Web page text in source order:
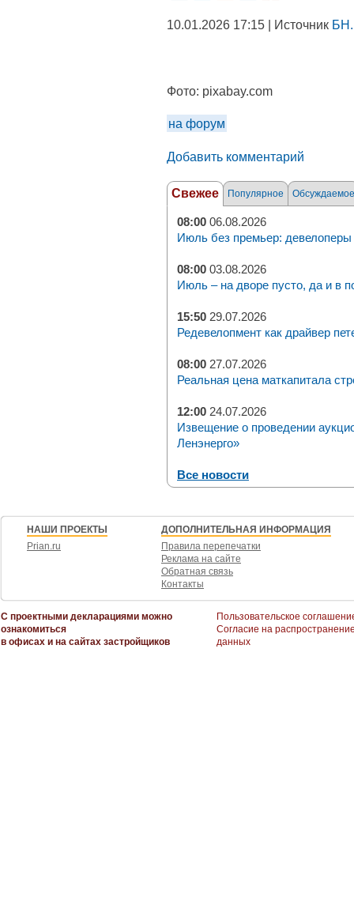
10.01.2026 17:15 | Источник
Фото: pixabay.com
на форум
Добавить комментарий
Свежее Популярное Обсуждаемое
08:00 06.08.2026
Июль без премьер: девелоперы
08:00 03.08.2026
Июль – на дворе пусто, да и в
15:50 29.07.2026
Редевелопмент как драйвер
08:00 27.07.2026
Реальная цена маткапитала
12:00 24.07.2026
Извещение о проведении
Ленэнерго»
Все новости
НАШИ ПРОЕКТЫ
Prian.ru
ДОПОЛНИТЕЛЬНАЯ ИНФОРМАЦИЯ
Правила перепечатки
Реклама на сайте
Обратная связь
Контакты
С проектными декларациями можно
ознакомиться
в офисах и на сайтах застройщиков
Пользовательское
Согласие на
данных